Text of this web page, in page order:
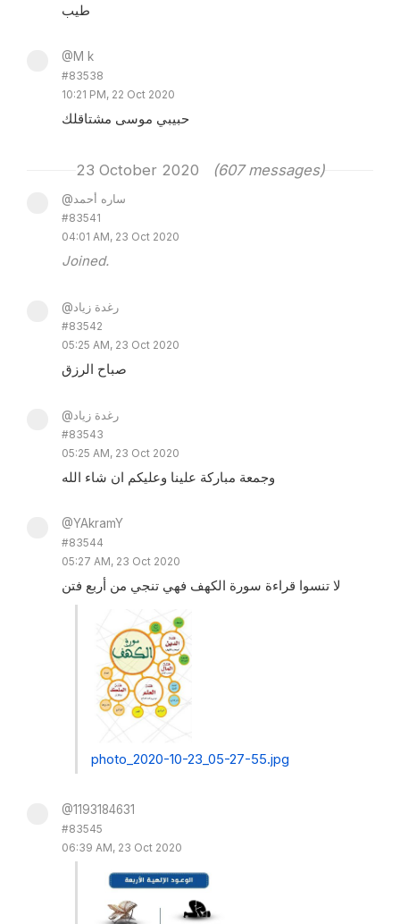
طيب
@M k
#83538
10:21 PM, 22 Oct 2020
حبيبي موسى مشتاقلك
23 October 2020 (607 messages)
@ساره أحمد
#83541
04:01 AM, 23 Oct 2020
Joined.
@رغدة زياد
#83542
05:25 AM, 23 Oct 2020
صباح الرزق
@رغدة زياد
#83543
05:25 AM, 23 Oct 2020
وجمعة مباركة علينا وعليكم ان شاء الله
@YAkramY
#83544
05:27 AM, 23 Oct 2020
لا تنسوا قراءة سورة الكهف فهي تنجي من أربع فتن
photo_2020-10-23_05-27-55.jpg
@1193184631
#83545
06:39 AM, 23 Oct 2020